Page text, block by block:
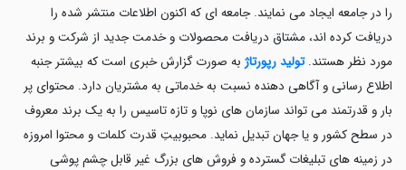
را در جامعه ایجاد می نمایند. جامعه ای که اکنون اطلاعات منتشر شده را
دریافت کرده اند، مشتاق دریافت محصولات و خدمت جدید از شرکت و برند
مورد نظر هستند.تولید رپورتاژ به صورت گزارش خبری است که بیشتر جنبه
اطلاع رسانی و آگاهی دهنده نسبت به خدماتی به مشتریان دارد. محتوای پر
بار و قدرتمند می تواند سازمان های نوپا و تازه تاسیس را به یک برند معروف
در سطح کشور و یا جهان تبدیل نماید. محبوبیتِ قدرت کلمات و محتوا امروزه
در زمینه های تبلیغات گسترده و فروش های بزرگ غیر قابل چشم پوشی